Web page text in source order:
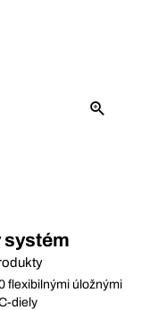
systém
flexibilnými úložnými
diely